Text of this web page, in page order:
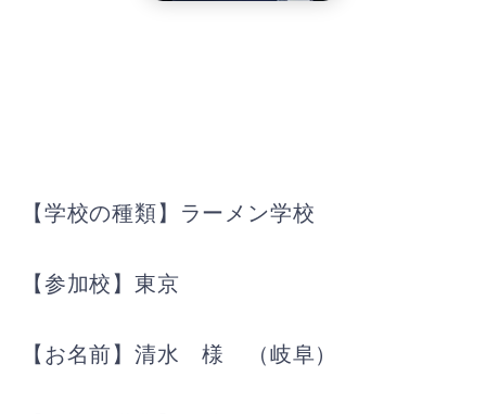
【学校の種類】ラーメン学校
【参加校】東京
【お名前】清水 様 （岐阜）